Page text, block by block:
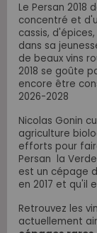
Le Persan 2018
concentré et
cassis,
dans sa
de beaux vins
2018 se goûte
encore être
2026-2028
Nicolas Gonin
agriculture
efforts pour
Persan la
est un cépage
en 2017 et qu'il
Retrouvez les
actuellement